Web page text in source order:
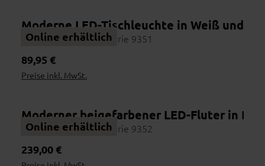
Online erhältlich
Moderne LED-Tischleuchte in Weiß und
Interliving Leuchten Serie 9351
Regulärer Preis:
89,95 €
Preise inkl. MwSt.
Online erhältlich
Moderner beigefarbener LED-Fluter in
Interliving Leuchten Serie 9352
Regulärer Preis:
239,00 €